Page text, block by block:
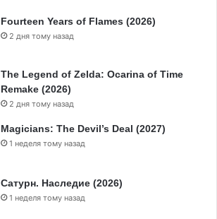
Fourteen Years of Flames (2026)
2 дня тому назад
The Legend of Zelda: Ocarina of Time
Remake (2026)
2 дня тому назад
Magicians: The Devil’s Deal (2027)
1 неделя тому назад
Сатурн. Наследие (2026)
1 неделя тому назад